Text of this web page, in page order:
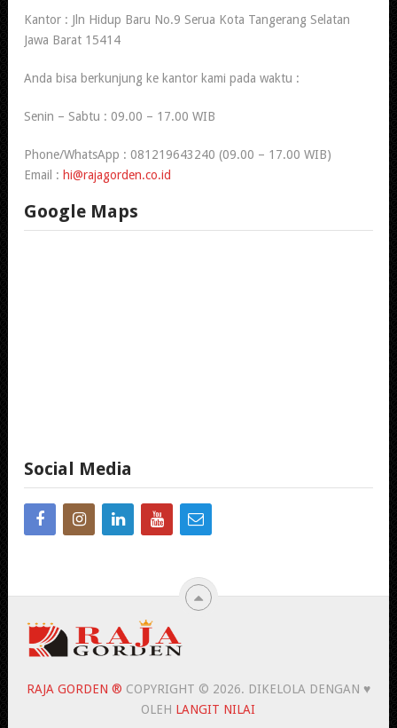
Kantor : Jln Hidup Baru No.9 Serua Kota Tangerang Selatan
Jawa Barat 15414
Anda bisa berkunjung ke kantor kami pada waktu :
Senin – Sabtu : 09.00 – 17.00 WIB
Phone/WhatsApp : 081219643240 (09.00 – 17.00 WIB)
Email : hi@rajagorden.co.id
Google Maps
Social Media
RAJA GORDEN ® COPYRIGHT © 2026. DIKELOLA DENGAN ♥
OLEH LANGIT NILAI